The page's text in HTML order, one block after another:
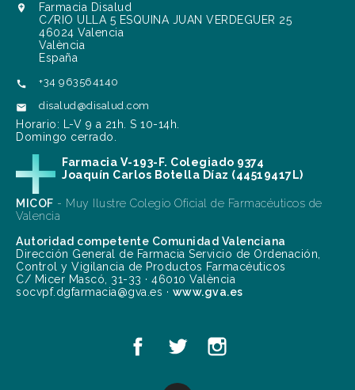

Farmacia Disalud
C/RIO ULLA 5 ESQUINA JUAN VERDEGUER 25
46024 Valencia
València
España
 +34 963564140
 disalud@disalud.com
Horario: L-V 9 a 21h. S 10-14h.
Domingo cerrado.
Farmacia V-193-F. Colegiado 9374
Joaquín Carlos Botella Díaz (44519417L)
MICOF - Muy Ilustre Colegio Oficial de Farmacéuticos de
Valencia
Autoridad competente Comunidad Valenciana
Dirección General de Farmacia Servicio de Ordenación,
Control y Vigilancia de Productos Farmacéuticos
C/ Micer Mascó, 31-33 · 46010 València
socvpf.dgfarmacia@gva.es · www.gva.es